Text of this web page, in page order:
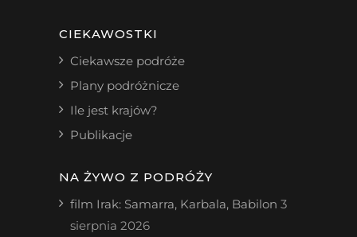
CIEKAWOSTKI
Ciekawsze podróże
Plany podróżnicze
Ile jest krajów?
Publikacje
NA ŻYWO Z PODRÓŻY
film Irak: Samarra, Karbala, Babilon 3
sierpnia 2026